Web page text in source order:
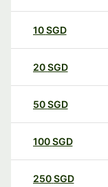
10SGD
20SGD
50SGD
100SGD
250SGD